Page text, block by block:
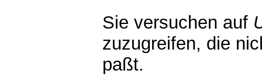
Sie versuchen auf
zuzugreifen, die
paßt.